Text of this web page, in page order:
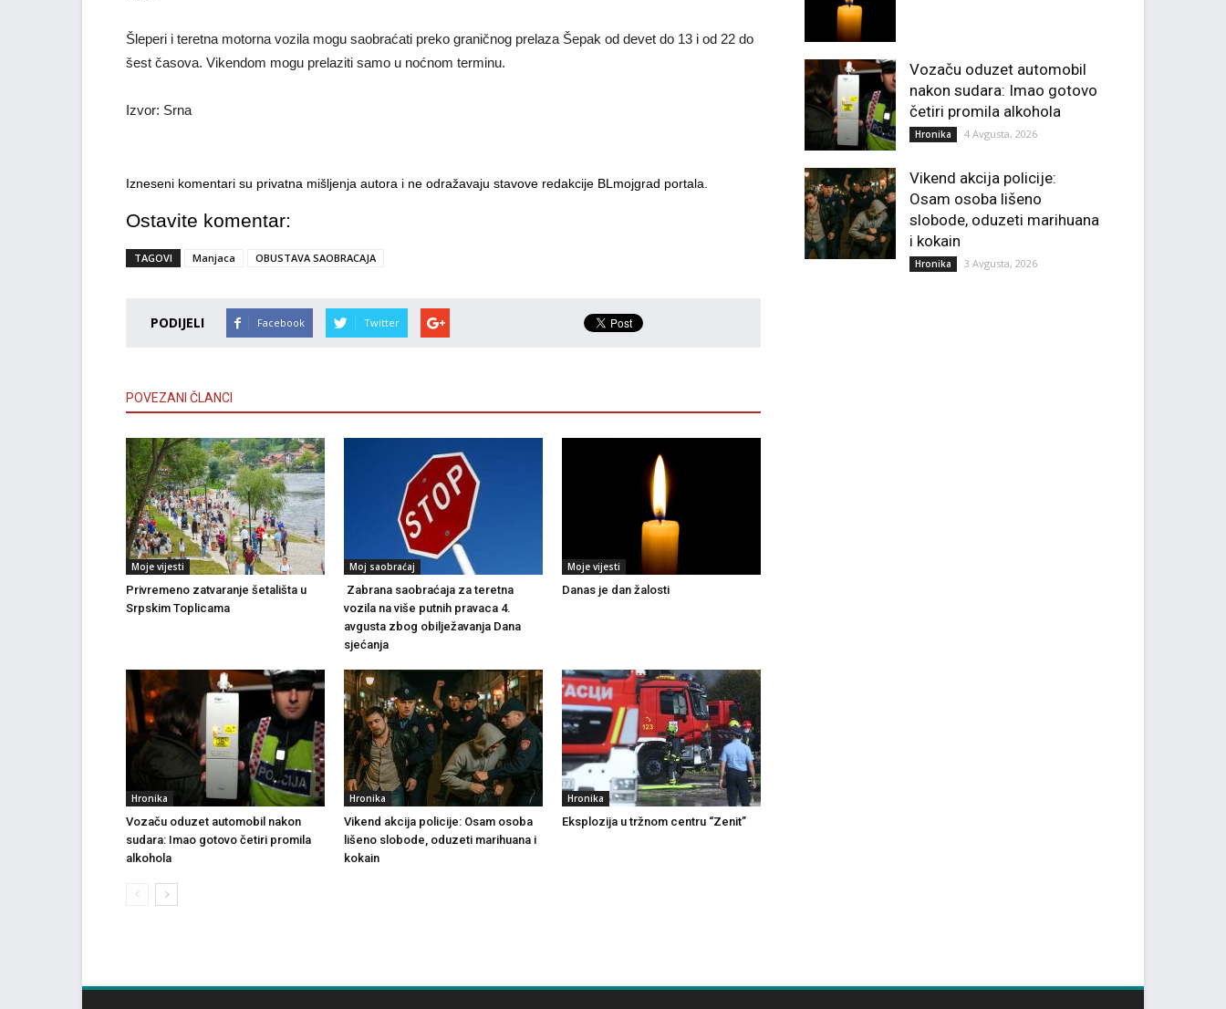
Šleperi i teretna motorna vozila mogu saobraćati preko graničnog prelaza Šepak od devet do 13 i od 22 do
šest časova. Vikendom mogu prelaziti samo u noćnom terminu.
Izvor: Srna
Izneseni komentari su privatna mišljenja autora i ne odražavaju stavove redakcije BLmojgrad portala.
Ostavite komentar:
TAGOVI Manjaca OBUSTAVA SAOBRACAJA
PODIJELI Facebook Twitter
POVEZANI ČLANCI
Moje vijesti
Privremeno zatvaranje šetališta u
Srpskim Toplicama
Moj saobraćaj
Zabrana saobraćaja za teretna
vozila na više putnih pravaca 4.
avgusta zbog obilježavanja Dana
sjećanja
Moje vijesti
Danas je dan žalosti
Hronika
Vozaču oduzet automobil nakon
sudara: Imao gotovo četiri promila
alkohola
Hronika
Vikend akcija policije: Osam osoba
lišeno slobode, oduzeti marihuana i
kokain
Hronika
Eksplozija u tržnom centru “Zenit”
Vozaču oduzet automobil
nakon sudara: Imao gotovo
četiri promila alkohola
Hronika 4 Avgusta, 2026
Vikend akcija policije:
Osam osoba lišeno
slobode, oduzeti marihuana
i kokain
Hronika 3 Avgusta, 2026